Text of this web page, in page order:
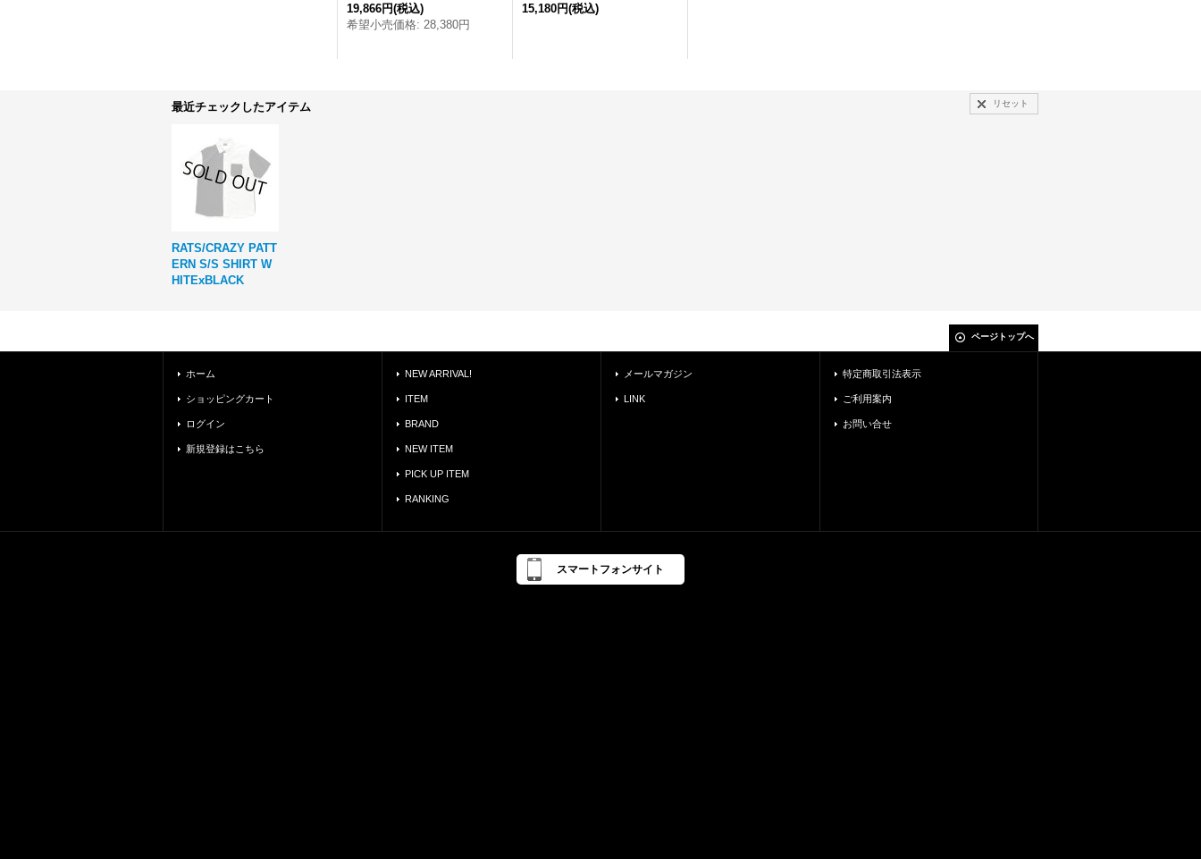
19,866円(税込)
希望小売価格: 28,380円
15,180円(税込)
最近チェックしたアイテム リセット
RATS/CRAZY PATT
ERN S/S SHIRT W
HITExBLACK
ページトップへ
ホーム
ショッピングカート
ログイン
新規登録はこちら
NEW ARRIVAL!
ITEM
BRAND
NEW ITEM
PICK UP ITEM
RANKING
メールマガジン
LINK
特定商取引法表示
ご利用案内
お問い合せ
スマートフォンサイト